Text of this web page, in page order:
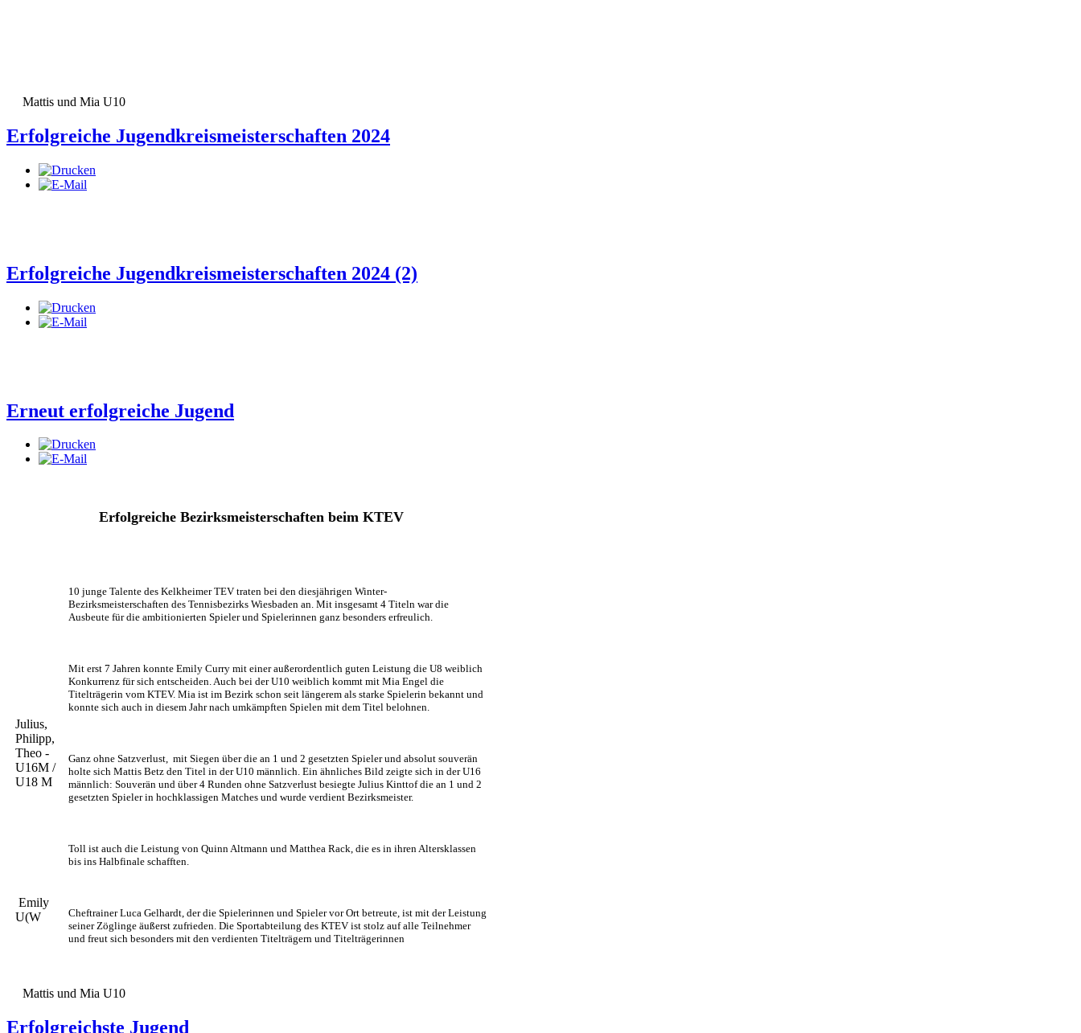
Mattis und Mia U10
Erfolgreiche Jugendkreismeisterschaften 2024
Erfolgreiche Jugendkreismeisterschaften 2024 (2)
Erneut erfolgreiche Jugend
Erfolgreiche Bezirksmeisterschaften beim KTEV
10 junge Talente des Kelkheimer TEV traten bei den diesjährigen Winter-
Bezirksmeisterschaften des Tennisbezirks Wiesbaden an. Mit insgesamt 4 Titeln war die
Ausbeute für die ambitionierten Spieler und Spielerinnen ganz besonders erfreulich.
Mit erst 7 Jahren konnte Emily Curry mit einer außerordentlich guten Leistung die U8 weiblich
Konkurrenz für sich entscheiden. Auch bei der U10 weiblich kommt mit Mia Engel die
Titelträgerin vom KTEV. Mia ist im Bezirk schon seit längerem als starke Spielerin bekannt und
konnte sich auch in diesem Jahr nach umkämpften Spielen mit dem Titel belohnen.
Ganz ohne Satzverlust, mit Siegen über die an 1 und 2 gesetzten Spieler und absolut souverän
holte sich Mattis Betz den Titel in der U10 männlich. Ein ähnliches Bild zeigte sich in der U16
männlich: Souverän und über 4 Runden ohne Satzverlust besiegte Julius Kinttof die an 1 und 2
gesetzten Spieler in hochklassigen Matches und wurde verdient Bezirksmeister.
Toll ist auch die Leistung von Quinn Altmann und Matthea Rack, die es in ihren Altersklassen
bis ins Halbfinale schafften.
Cheftrainer Luca Gelhardt, der die Spielerinnen und Spieler vor Ort betreute, ist mit der Leistung
seiner Zöglinge äußerst zufrieden. Die Sportabteilung des KTEV ist stolz auf alle Teilnehmer
und freut sich besonders mit den verdienten Titelträgern und Titelträgerinnen
Julius,
Philipp,
Theo -
U16M /
U18 M
Emily
U(W
Mattis und Mia U10
Erfolgreichste Jugend